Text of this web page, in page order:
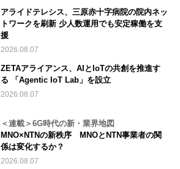
アライドテレシス、三原赤十字病院の院内ネッ
トワークを刷新 少人数運用でも安定稼働を支
援
2026.08.07
ZETAアライアンス、AIとIoTの共創を推進す
る 「Agentic IoT Lab」を設立
2026.08.07
＜連載＞6G時代の新・業界地図
MNO×NTNの新秩序 MNOとNTN事業者の関
係は変化するか？
2026.08.07